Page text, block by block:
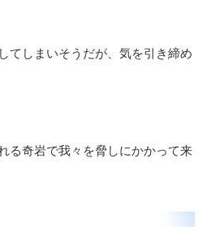
てしまいそうだが、気を引き締め
る奇岩で我々を脅しにかかって来